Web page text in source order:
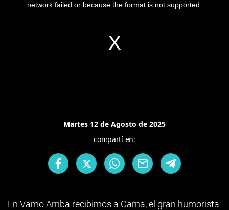
network failed or because the format is not supported.
Martes 12 de Agosto de 2025
compartí en:
En Vamo Arriba recibimos a Carna, el gran humorista